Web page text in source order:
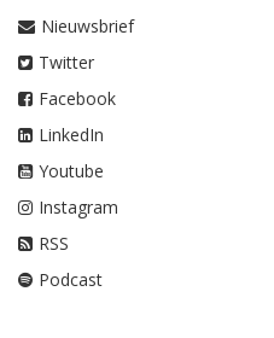
Nieuwsbrief
Twitter
Facebook
LinkedIn
Youtube
Instagram
RSS
Podcast